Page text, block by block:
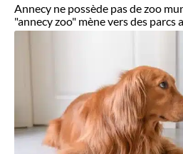
Annecy ne possède pas de zoo
"annecy zoo" mène vers des parcs